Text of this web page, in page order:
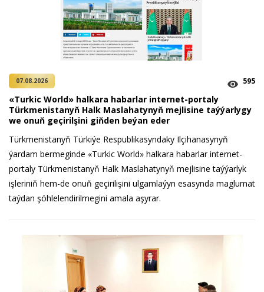
07.08.2026 595
«Turkic World» halkara habarlar internet-portaly
Türkmenistanyň Halk Maslahatynyň mejlisine taýýarlygy
we onuň geçirilşini giňden beýan eder
Türkmenistanyň Türkiýe Respublikasyndaky Ilçihanasynyň
ýardam bermeginde «Turkic World» halkara habarlar internet-
portaly Türkmenistanyň Halk Maslahatynyň mejlisine taýýarlyk
işleriniň hem-de onuň geçirilişini ulgamlaýyn esasynda maglumat
taýdan şöhlelendirilmegini amala aşyrar.